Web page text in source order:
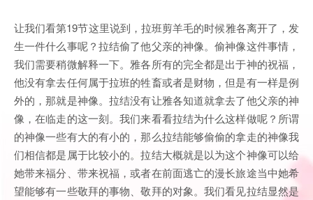
让我们看第19节这里说到，拉班剪羊毛的时候雅各离开了，发
生一件什么事呢？拉结偷了他父亲的神像。偷神像这件事情，
我们需要稍微解释一下。雅各所有的完全都是出于神的祝福，
他没有拿去任何属于拉班的牲畜或者是财物，但是有一样是例
外的，那就是神像。拉结没有让雅各知道就拿去了他父亲的神
像，在临走的这一刻。我们来看看拉结为什么这样做呢？所谓
的神像一些有大的有小的，那么拉结能够偷偷的拿走的神像我
们相信都是属于比较小的。拉结大概就是以为这个神像可以给
她带来福分、带来祝福，或者在前面逃亡的漫长旅途当中她希
望能够有一些敬拜的事物、敬拜的对象。我们看见拉结显然是